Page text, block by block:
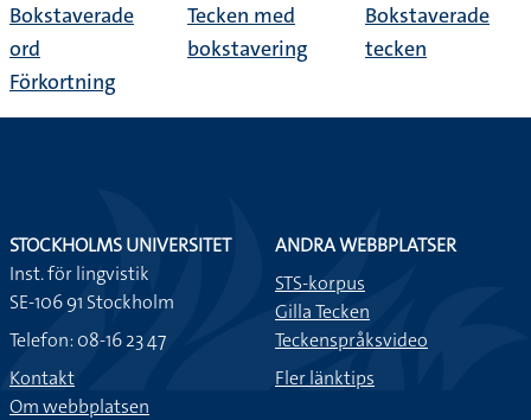
Bokstaverade
ord
Förkortning
Tecken med
bokstavering
Bokstaverade
tecken
STOCKHOLMS UNIVERSITET
Inst. för lingvistik
SE-106 91 Stockholm
Telefon: 08-16 23 47
Kontakt
Om webbplatsen
ANDRA WEBBPLATSER
STS-korpus
Gilla Tecken
Teckenspråksvideo
Fler länktips